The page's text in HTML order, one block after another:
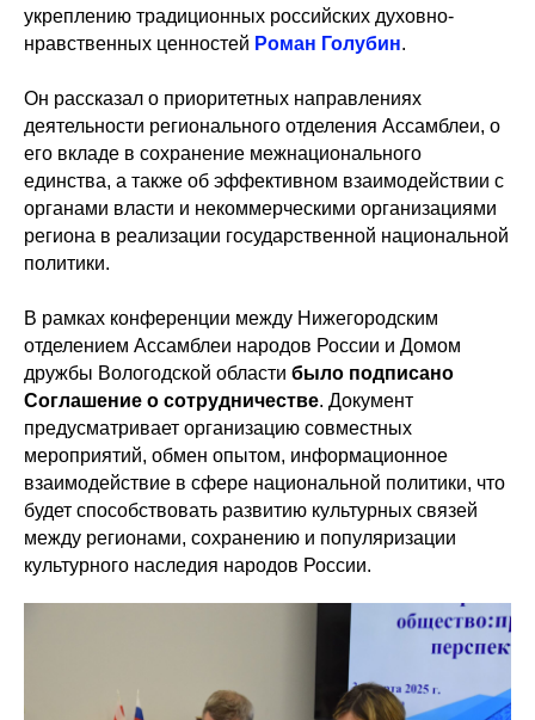
укреплению традиционных российских духовно-
нравственных ценностей Роман Голубин.
Он рассказал о приоритетных направлениях
деятельности регионального отделения Ассамблеи, о
его вкладе в сохранение межнационального
единства, а также об эффективном взаимодействии с
органами власти и некоммерческими организациями
региона в реализации государственной национальной
политики.
В рамках конференции между Нижегородским
отделением Ассамблеи народов России и Домом
дружбы Вологодской области было подписано
Соглашение о сотрудничестве. Документ
предусматривает организацию совместных
мероприятий, обмен опытом, информационное
взаимодействие в сфере национальной политики, что
будет способствовать развитию культурных связей
между регионами, сохранению и популяризации
культурного наследия народов России.